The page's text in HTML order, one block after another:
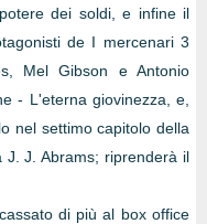
dei soldi, e infine il
de I mercenari 3
Mel Gibson e Antonio
- L'eterna giovinezza, e,
nel settimo capitolo della
J. Abrams; riprenderà il
di più al box office